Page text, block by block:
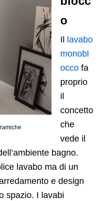
o
Il
lavabo
monobl
occo fa
proprio
il
concetto
che
vede il
bagno.
lavabo ma di un
e design
spazio. I lavabi